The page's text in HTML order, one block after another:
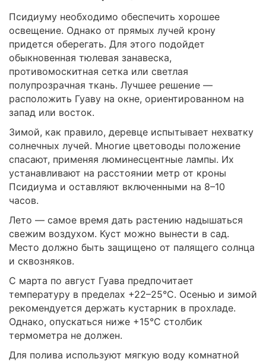
Псидиуму необходимо обеспечить хорошее
освещение. Однако от прямых лучей крону
придется оберегать. Для этого подойдет
обыкновенная тюлевая занавеска,
противомоскитная сетка или светлая
полупрозрачная ткань. Лучшее решение —
расположить Гуаву на окне, ориентированном на
запад или восток.
Зимой, как правило, деревце испытывает нехватку
солнечных лучей. Многие цветоводы положение
спасают, применяя люминесцентные лампы. Их
устанавливают на расстоянии метр от кроны
Псидиума и оставляют включенными на 8–10
часов.
Лето — самое время дать растению надышаться
свежим воздухом. Куст можно вынести в сад.
Место должно быть защищено от палящего солнца
и сквозняков.
С марта по август Гуава предпочитает
температуру в пределах +22–25°С. Осенью и зимой
рекомендуется держать кустарник в прохладе.
Однако, опускаться ниже +15°С столбик
термометра не должен.
Для полива используют мягкую воду комнатной